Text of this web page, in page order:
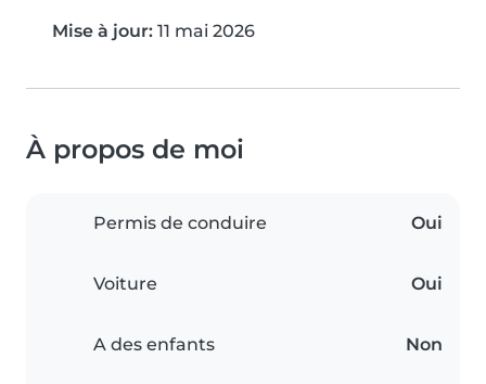
Mise à jour: 11 mai 2026
À propos de moi
Permis de conduire Oui
Voiture Oui
A des enfants Non